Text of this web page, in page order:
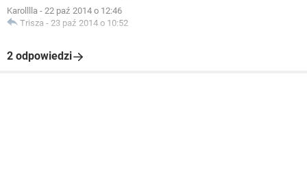
Karolllla - 22 paź 2014 o 12:46
Trisza - 23 paź 2014 o 10:52
2 odpowiedzi